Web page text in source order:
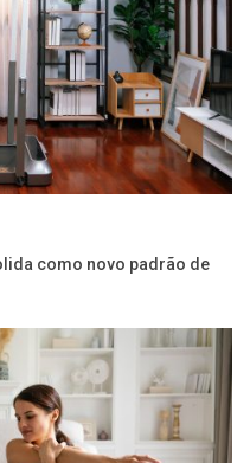
como novo padrão de